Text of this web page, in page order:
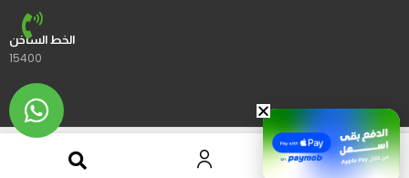
الخط الساخن
15400
2023 © Ustores جميع الحقوق محفوظة